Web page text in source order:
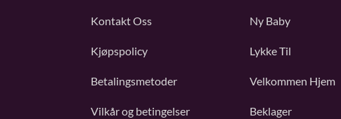
Kontakt Oss
Kjøpspolicy
Betalingsmetoder
Vilkår og betingelser
Ny Baby
Lykke Til
Velkommen Hjem
Beklager